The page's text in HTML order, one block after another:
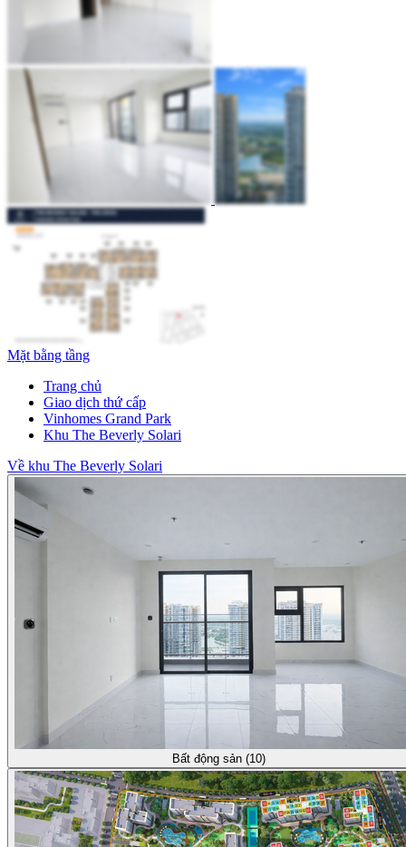
Mặt bằng tầng
Trang chủ
Giao dịch thứ cấp
Vinhomes Grand Park
Khu The Beverly Solari
Về khu The Beverly Solari
Bất động sản (10)